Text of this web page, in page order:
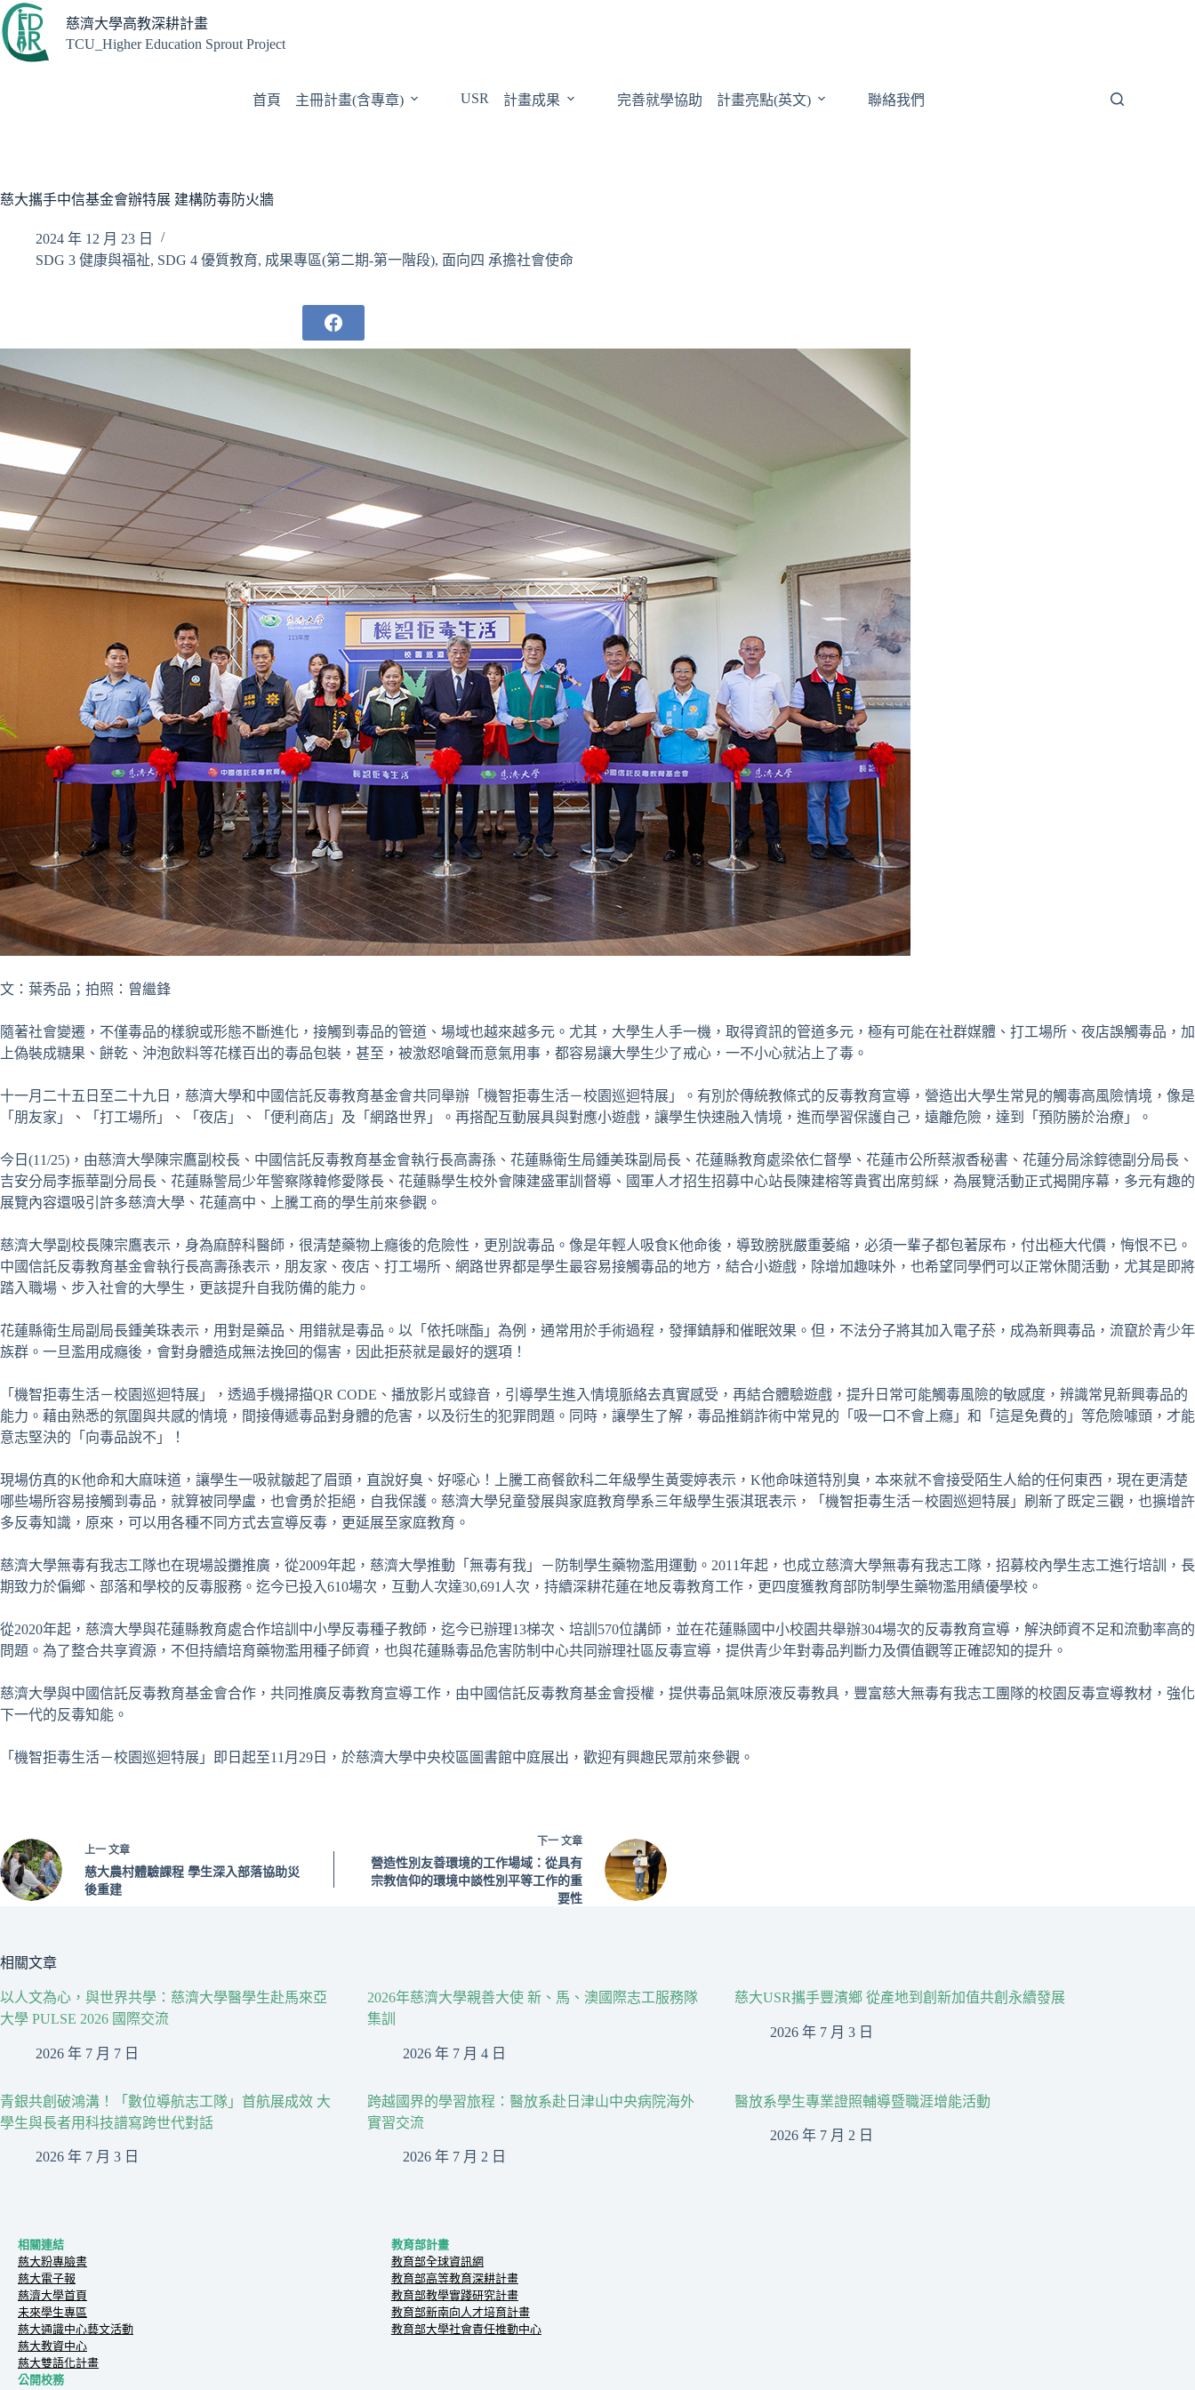
跳
至
主
慈濟大學高教深耕計畫
TCU_Higher Education Sprout Project
首頁 主冊計畫(含專章) USR 計畫成果 完善就學協助 計畫亮點(英文) 聯絡我們
慈大攜手中信基金會辦特展 建構防毒防火牆
2024 年 12 月 23 日
SDG 3 健康與福祉, SDG 4 優質教育, 成果專區(第二期-第一階段), 面向四 承擔社會使命
文：葉秀品；拍照：曾繼鋒
隨著社會變遷，不僅毒品的樣貌或形態不斷進化，接觸到毒品的管道、場域也越來越多元。尤其，大學生人手一機，取得資訊的管道多元，極有可能在社群媒體、打工場所、夜店誤觸毒品，加
上偽裝成糖果、餅乾、沖泡飲料等花樣百出的毒品包裝，甚至，被激怒嗆聲而意氣用事，都容易讓大學生少了戒心，一不小心就沾上了毒。
十一月二十五日至二十九日，慈濟大學和中國信託反毒教育基金會共同舉辦「機智拒毒生活－校園巡迴特展」。有別於傳統教條式的反毒教育宣導，營造出大學生常見的觸毒高風險情境，像是
「朋友家」、「打工場所」、「夜店」、「便利商店」及「網路世界」。再搭配互動展具與對應小遊戲，讓學生快速融入情境，進而學習保護自己，遠離危險，達到「預防勝於治療」。
今日 (11/25) ，由慈濟大學陳宗鷹副校長、中國信託反毒教育基金會執行長高壽孫、花蓮縣衛生局鍾美珠副局長、花蓮縣教育處梁依仁督學、花蓮市公所蔡淑香秘書、花蓮分局涂錞德副分局長、
吉安分局李振華副分局長、花蓮縣警局少年警察隊韓修愛隊長、花蓮縣學生校外會陳建盛軍訓督導、國軍人才招生招募中心站長陳建榕等貴賓出席剪綵，為展覽活動正式揭開序幕，多元有趣的
展覽內容還吸引許多慈濟大學、花蓮高中、上騰工商的學生前來參觀。
慈濟大學副校長陳宗鷹表示，身為麻醉科醫師，很清楚藥物上癮後的危險性，更別說毒品。像是年輕人吸食K他命後，導致膀胱嚴重萎縮，必須一輩子都包著尿布，付出極大代價，悔恨不已。
中國信託反毒教育基金會執行長高壽孫表示，朋友家、夜店、打工場所、網路世界都是學生最容易接觸毒品的地方，結合小遊戲，除增加趣味外，也希望同學們可以正常休閒活動，尤其是即將
踏入職場、步入社會的大學生，更該提升自我防備的能力。
花蓮縣衛生局副局長鍾美珠表示，用對是藥品、用錯就是毒品。以「依托咪酯」為例，通常用於手術過程，發揮鎮靜和催眠效果。但，不法分子將其加入電子菸，成為新興毒品，流竄於青少年
族群。一旦濫用成癮後，會對身體造成無法挽回的傷害，因此拒菸就是最好的選項！
「機智拒毒生活－校園巡迴特展」，透過手機掃描QR CODE 、播放影片或錄音，引導學生進入情境脈絡去真實感受，再結合體驗遊戲，提升日常可能觸毒風險的敏感度，辨識常見新興毒品的
能力。藉由熟悉的氛圍與共感的情境，間接傳遞毒品對身體的危害，以及衍生的犯罪問題。同時，讓學生了解，毒品推銷詐術中常見的「吸一口不會上癮」和「這是免費的」等危險噱頭，才能
意志堅決的「向毒品說不」！
現場仿真的K他命和大麻味道，讓學生一吸就皺起了眉頭，直說好臭、好噁心！上騰工商餐飲科二年級學生黃雯婷表示， K他命味道特別臭，本來就不會接受陌生人給的任何東西，現在更清楚
哪些場所容易接觸到毒品，就算被同學盧，也會勇於拒絕，自我保護。慈濟大學兒童發展與家庭教育學系三年級學生張淇珉表示，「機智拒毒生活－校園巡迴特展」刷新了既定三觀，也擴增許
多反毒知識，原來，可以用各種不同方式去宣導反毒，更延展至家庭教育。
慈濟大學無毒有我志工隊也在現場設攤推廣，從2009年起，慈濟大學推動「無毒有我」－防制學生藥物濫用運動。 2011年起，也成立慈濟大學無毒有我志工隊，招募校內學生志工進行培訓，長
期致力於偏鄉、部落和學校的反毒服務。迄今已投入610場次，互動人次達30,691 人次，持續深耕花蓮在地反毒教育工作，更四度獲教育部防制學生藥物濫用績優學校。
從2020年起，慈濟大學與花蓮縣教育處合作培訓中小學反毒種子教師，迄今已辦理13梯次、培訓 570位講師，並在花蓮縣國中小校園共舉辦304場次的反毒教育宣導，解決師資不足和流動率高的
問題。為了整合共享資源，不但持續培育藥物濫用種子師資，也與花蓮縣毒品危害防制中心共同辦理社區反毒宣導，提供青少年對毒品判斷力及價值觀等正確認知的提升。
慈濟大學與中國信託反毒教育基金會合作，共同推廣反毒教育宣導工作，由中國信託反毒教育基金會授權，提供毒品氣味原液反毒教具，豐富慈大無毒有我志工團隊的校園反毒宣導教材，強化
下一代的反毒知能。
「機智拒毒生活－校園巡迴特展」即日起至11 月 29 日，於慈濟大學中央校區圖書館中庭展出，歡迎有興趣民眾前來參觀。
上一 文章
慈大農村體驗課程 學生深入部落協助災
後重建
下一 文章
營造性別友善環境的工作場域：從具有
宗教信仰的環境中談性別平等工作的重
要性
相關文章
以人文為心，與世界共學：慈濟大學醫學生赴馬來亞
大學 PULSE 2026 國際交流
2026 年 7 月 7 日
2026年慈濟大學親善大使 新、馬、澳國際志工服務隊
集訓
2026 年 7 月 4 日
慈大USR攜手豐濱鄉 從產地到創新加值共創永續發展
2026 年 7 月 3 日
青銀共創破鴻溝！「數位導航志工隊」首航展成效 大
學生與長者用科技譜寫跨世代對話
2026 年 7 月 3 日
跨越國界的學習旅程：醫放系赴日津山中央病院海外
實習交流
2026 年 7 月 2 日
醫放系學生專業證照輔導暨職涯增能活動
2026 年 7 月 2 日
相關連結
慈大粉專臉書
慈大電子報
慈濟大學首頁
未來學生專區
慈大通識中心藝文活動
慈大教資中心
慈大雙語化計畫
公開校務
教育部計畫
教育部全球資訊網
教育部高等教育深耕計畫
教育部教學實踐研究計畫
教育部新南向人才培育計畫
教育部大學社會責任推動中心